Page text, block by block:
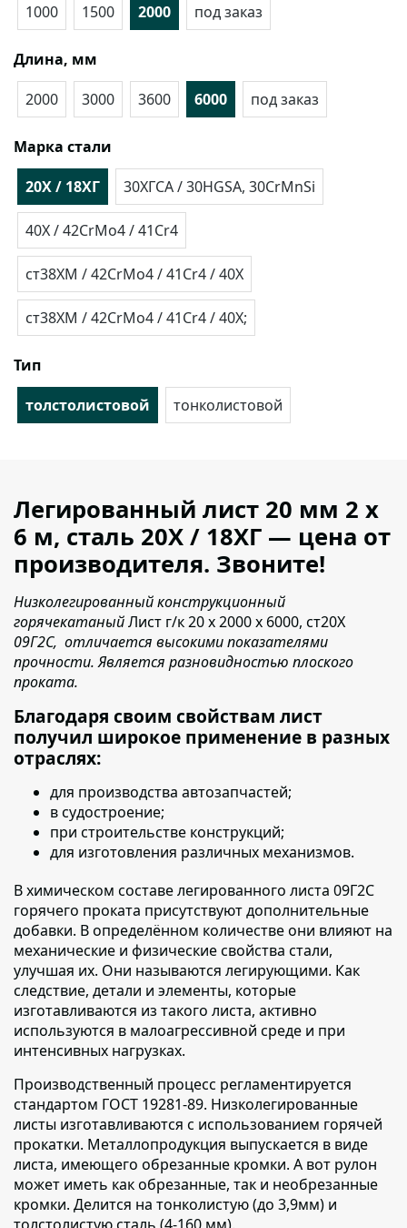
1000
1500 2000 под заказ
Длина, мм
2000
3000 3600 6000 под заказ
Марка стали
20Х / 18ХГ
30ХГСА / 30HGSA, 30CrMnSi
40Х / 42CrMo4 / 41Cr4
ст38ХМ / 42CrMo4 / 41Cr4 / 40X
ст38ХМ / 42CrMo4 / 41Cr4 / 40X;
Тип
толстолистовой
тонколистовой
Легированный лист 20 мм 2 х
6 м, сталь 20Х / 18ХГ — цена от
производителя. Звоните!
Низколегированный конструкционный
горячекатаныйЛист г/к 20 х 2000 х 6000, ст20Х
09Г2С, отличается высокими показателями
прочности. Является разновидностью плоского
проката.
Благодаря своим свойствам лист
получил широкое применение в разных
отраслях:
для производства автозапчастей;
в судостроение;
при строительстве конструкций;
для изготовления различных механизмов.
В химическом составе легированного листа 09Г2С
горячего проката присутствуют дополнительные
добавки. В определённом количестве они влияют на
механические и физические свойства стали,
улучшая их. Они называются легирующими. Как
следствие, детали и элементы, которые
изготавливаются из такого листа, активно
используются в малоагрессивной среде и при
интенсивных нагрузках.
Производственный процесс регламентируется
стандартом ГОСТ 19281-89. Низколегированные
листы изготавливаются с использованием горячей
прокатки. Металлопродукция выпускается в виде
листа, имеющего обрезанные кромки. А вот рулон
может иметь как обрезанные, так и необрезанные
кромки. Делится на тонколистую (до 3,9мм) и
толстолистую сталь (4-160 мм).